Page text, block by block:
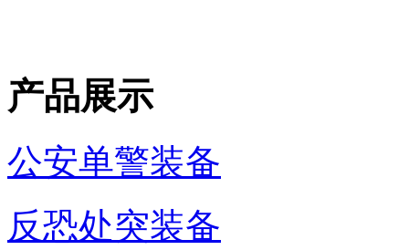
产品展示
公安单警装备
反恐处突装备